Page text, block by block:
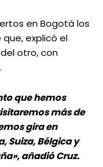
en Bogotá los
que, explicó el
otro, con
que hemos
más de
gira en
Suiza, Bélgica y
añadió Cruz.